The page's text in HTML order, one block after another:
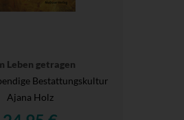
Leben getragen
Bestattungskultur
Ajana Holz